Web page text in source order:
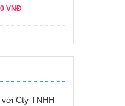
VNĐ
Cty TNHH